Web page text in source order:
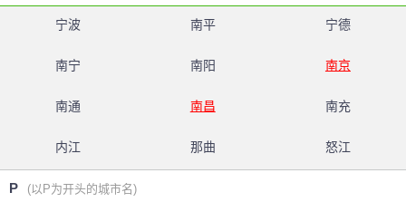
宁波 南平 宁德
南宁 南阳 南京
南通 南昌 南充
内江 那曲 怒江
P (以P为开头的城市名)